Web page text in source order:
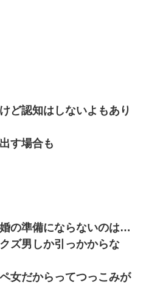
ど認知はしないよもあり
す場合も
の準備にならないのは…
ズ男しか引っかからな
女だからってつっこみが